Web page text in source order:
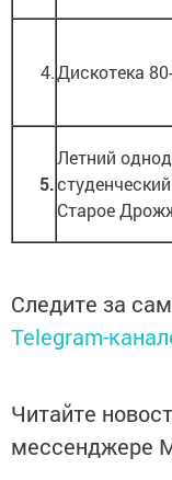
4.Дискотека
5.
Летний
Старое
Следите за
Telegram-
Читайте
мессенджере